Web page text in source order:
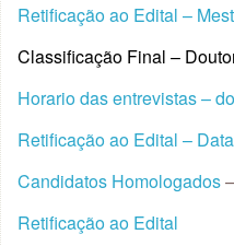
Retificação ao Edital –
Classificação Final –
Horario das entrevistas –
Retificação ao Edital –
Candidatos Homologados
Retificação ao Edital